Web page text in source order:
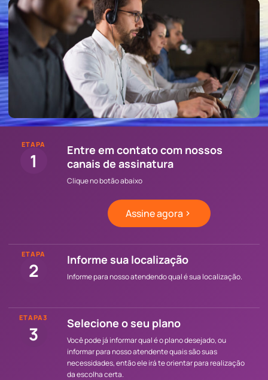
ETAPA
1
Entre em contato com nossos
canais de assinatura
Clique no botão abaixo
Assine agora
ETAPA
2 Informe sua localização
Informe para nosso atendendo qual é sua localização.
ETAPA3
3 Selecione o seu plano
Você pode já informar qual é o plano desejado, ou
informar para nosso atendente quais são suas
necessidades, então ele irá te orientar para realização
da escolha certa.